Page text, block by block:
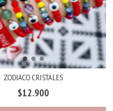
ZODIACO CRISTALES
$12.900